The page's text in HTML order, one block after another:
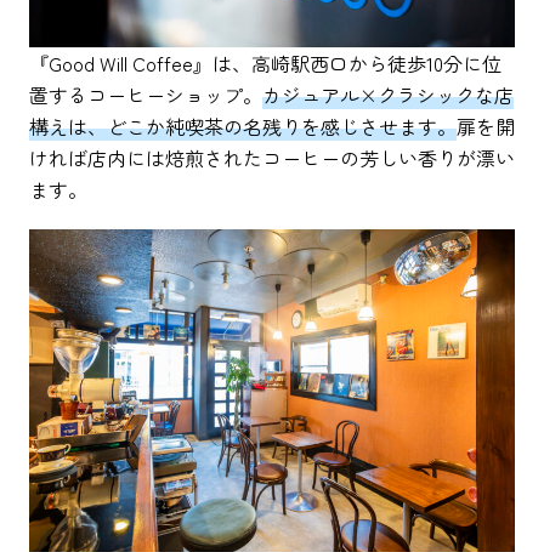
『Good Will Coffee』は、高崎駅西口から徒歩10分に位
置するコーヒーショップ。 カジュアル×クラシックな店
構えは、どこか純喫茶の名残りを感じさせます。扉を開
ければ店内には焙煎されたコーヒーの芳しい香りが漂い
ます。